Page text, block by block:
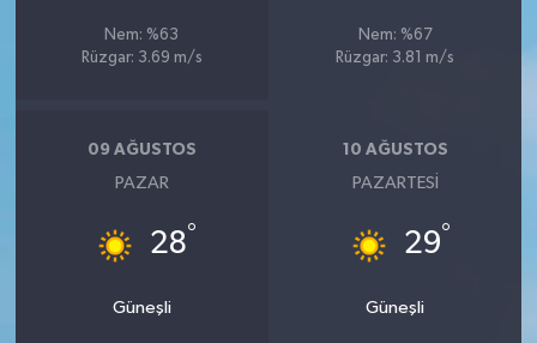
Nem: %63
Rüzgar: 3.69 m/s
Nem: %67
Rüzgar: 3.81 m/s
09 AĞUSTOS
PAZAR
28°
Güneşli
10 AĞUSTOS
PAZARTESI
29°
Güneşli